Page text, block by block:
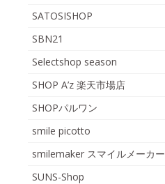
SATOSISHOP
SBN21
Selectshop season
SHOP A’z 楽天市場店
SHOPパルワン
smile picotto
smilemaker スマイルメーカー
SUNS-Shop